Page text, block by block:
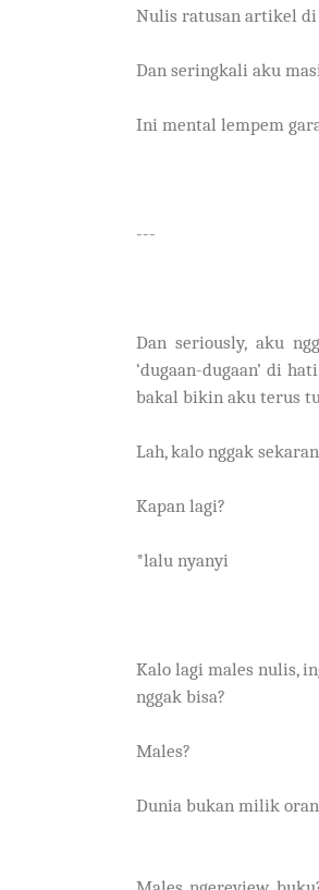
Nulis ratusan artikel di
Dan seringkali aku
Ini mental lempem
---
Dan seriously, aku
‘dugaan-dugaan’ di
bakal bikin aku terus
Lah, kalo nggak
Kapan lagi?
*lalu nyanyi
Kalo lagi males nulis,
nggak bisa?
Males?
Dunia bukan milik